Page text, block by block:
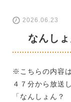
2026.06.23
なんし
※こちらの内容
４７分から放送
「なんしょん